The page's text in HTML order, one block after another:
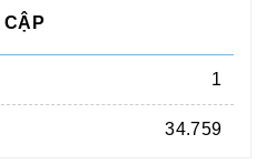
CẬP
1
34.759